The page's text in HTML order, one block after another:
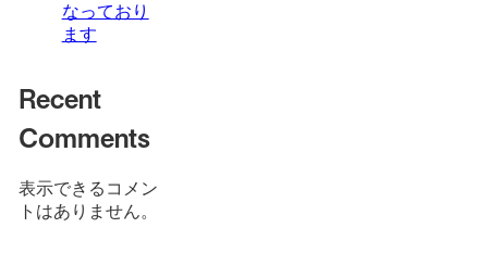
なっており
ます
Recent
Comments
表示できるコメン
トはありません。